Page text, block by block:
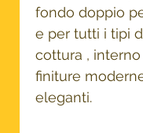
fondo doppio
e per tutti i tipi
cottura ,
finiture
eleganti.